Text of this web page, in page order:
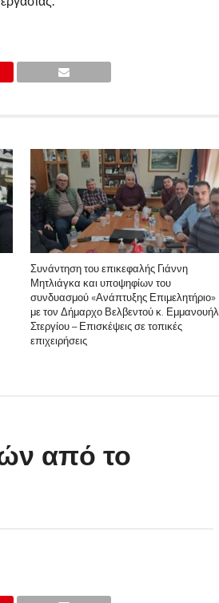
Συνάντηση του επικεφαλής Γιάννη
Μητλιάγκα και υποψηφίων του
συνδυασμού «Ανάπτυξης Επιμελητήριο»
με τον Δήμαρχο Βελβεντού κ. Εμμανουήλ
Στεργίου – Επισκέψεις σε τοπικές
επιχειρήσεις
από το